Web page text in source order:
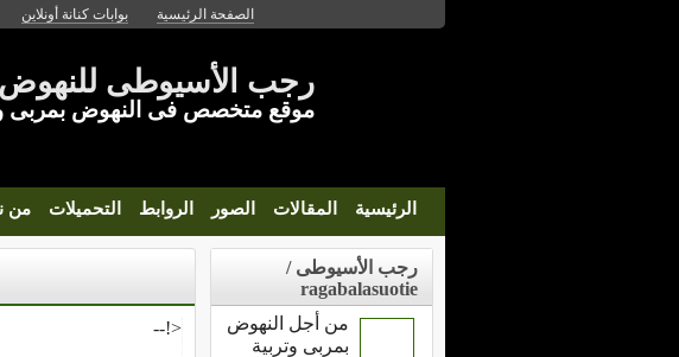
الصفحة الرئيسية بوابات كنانة أونلاين
رجب الأسيوطى للنهوض
موقع متخصص فى النهوض بمربى
الرئيسية المقالات الصور الروابط التحميلات من
<!--
رجب الأسيوطى /
ragabalasuotie
من أجل النهوض
بمربى وتربية